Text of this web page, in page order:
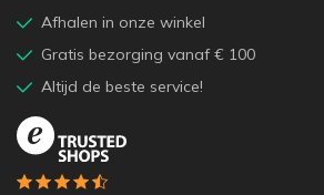
Afhalen in onze winkel
Gratis bezorging vanaf € 100
Altijd de beste service!